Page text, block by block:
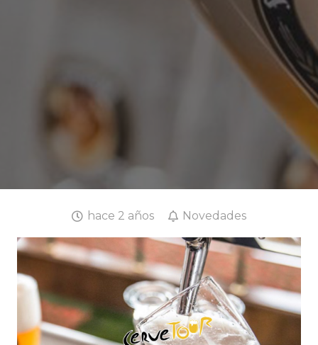
hace 2 años Novedades